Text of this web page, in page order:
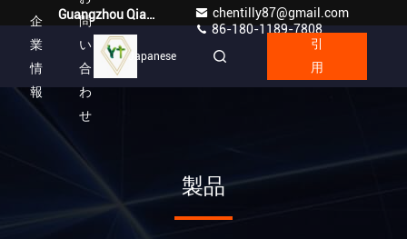
Guangzhou Qianyuan Construction Machinery Co,.LTD
chentilly87@gmail.com
86-180-1189-7808
企
業
情
報
問
い
合
わ
せ
Japanese
引
用
製品